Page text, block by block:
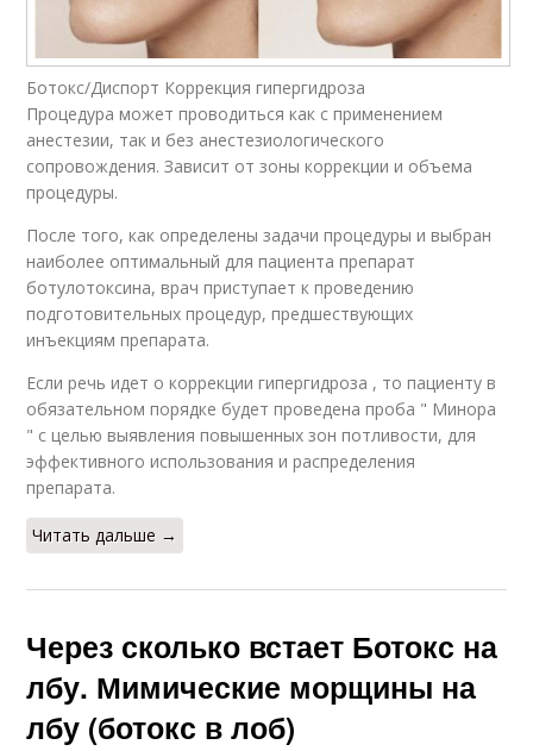
Ботокс/Диспорт Коррекция гипергидроза
Процедура может проводиться как с применением
анестезии, так и без анестезиологического
сопровождения. Зависит от зоны коррекции и объема
процедуры.
После того, как определены задачи процедуры и выбран
наиболее оптимальный для пациента препарат
ботулотоксина, врач приступает к проведению
подготовительных процедур, предшествующих
инъекциям препарата.
Если речь идет о коррекции гипергидроза , то пациенту в
обязательном порядке будет проведена проба " Минора
" с целью выявления повышенных зон потливости, для
эффективного использования и распределения
препарата.
Читать дальше →
Через сколько встает Ботокс на
лбу. Мимические морщины на
лбу (ботокс в лоб)